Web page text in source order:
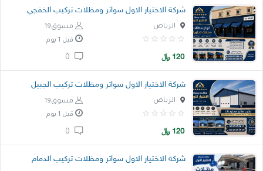
شركة الاختيار الاول سواتر ومظلات تركيب الخفجي
مسوق19 الرياض
قبل 1 يوم
120 ﷼
شركة الاختيار الاول سواتر ومظلات تركيب الجبيل
مسوق19 الرياض
قبل 1 يوم
120 ﷼
شركة الاختيار الاول سواتر ومظلات تركيب الدمام